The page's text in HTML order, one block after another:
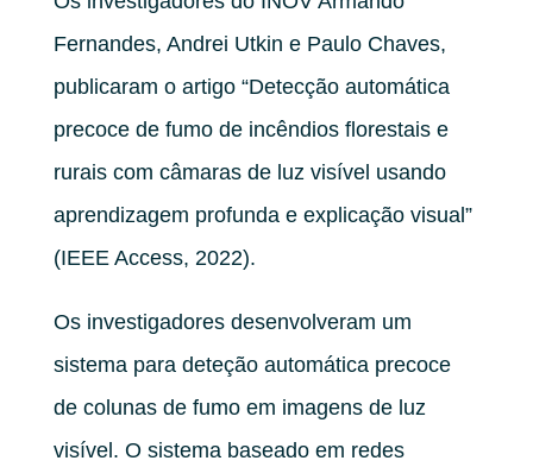
Fernandes, Andrei Utkin e Paulo Chaves,
publicaram o artigo “Detecção automática
precoce de fumo de incêndios florestais e
rurais com câmaras de luz visível usando
aprendizagem profunda e explicação visual”
(IEEE Access, 2022).
Os investigadores desenvolveram um
sistema para deteção automática precoce
de colunas de fumo em imagens de luz
visível. O sistema baseado em redes